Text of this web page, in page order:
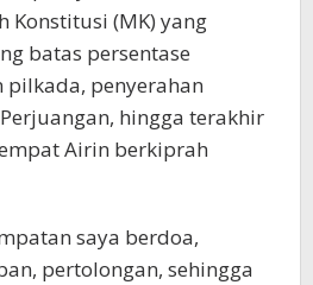
Konstitusi (MK) yang
batas persentase
pilkada, penyerahan
hingga terakhir
Airin berkiprah
saya berdoa,
pertolongan, sehingga